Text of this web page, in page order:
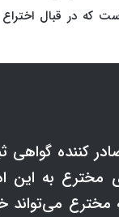
که در قبال
کننده
به این
مخترع